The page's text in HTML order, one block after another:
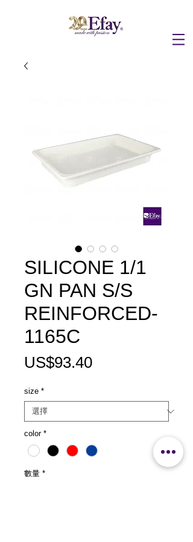
SILICONE 1/1
GN PAN S/S
REINFORCED-
1165C
US$93.40價
size *
color *
數量 *